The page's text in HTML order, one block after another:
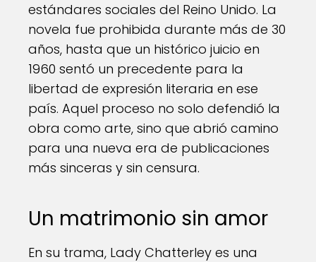
estándares sociales del Reino Unido. La
novela fue prohibida durante más de 30
años, hasta que un histórico juicio en
1960 sentó un precedente para la
libertad de expresión literaria en ese
país. Aquel proceso no solo defendió la
obra como arte, sino que abrió camino
para una nueva era de publicaciones
más sinceras y sin censura.
Un matrimonio sin amor
En su trama, Lady Chatterley es una